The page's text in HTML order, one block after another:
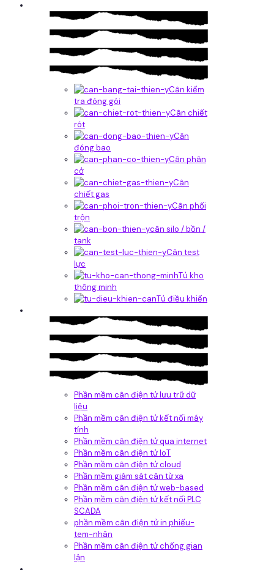
Cân kiểm
tra đóng gói
Cân chiết
rót
Căn
đóng bao
Cân phân
cở
Cân
chiết gas
Cân phối
trộn
cân silo / bồn /
tank
Cân test
lực
Tủ kho
thông minh
Tủ điều khiển
Phần mềm cân điện tử lưu trữ dữ
liệu
Phần mềm cân điện tử kết nối máy
tính
Phần mềm cân điện tử qua internet
Phần mềm cân điện tử IoT
Phần mềm cân điện tử cloud
Phần mềm giám sát cân từ xa
Phần mềm cân điện tử web-based
Phần mềm cân điện tử kết nối PLC
SCADA
phần mềm cân điện tử in phiếu-
tem-nhãn
Phần mềm cân điện tử chống gian
lận